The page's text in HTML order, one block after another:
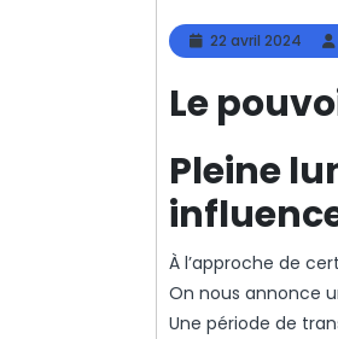
22 avril 2024
22
Le
Pleine
À l’approche de
On nous annonce
Une période de